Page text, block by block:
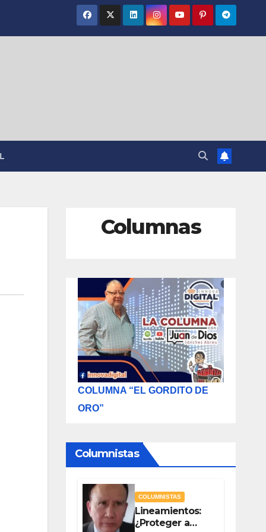
Columnas
COLUMNA “EL GORDITO DE
ORO”
Columnistas
COLUMNISTAS
Lineamientos:
¿Proteger a